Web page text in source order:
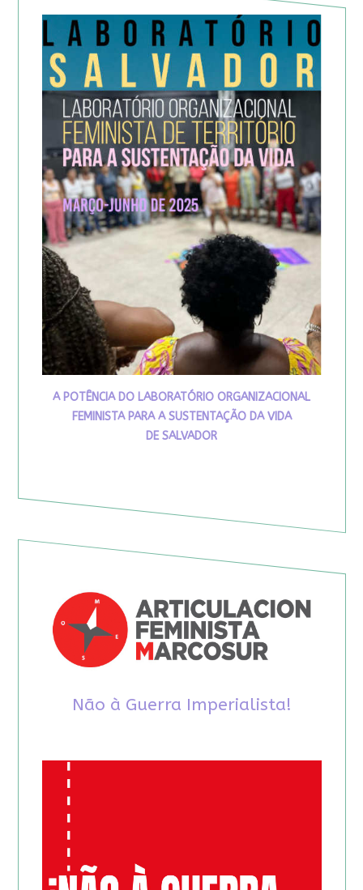
A POTÊNCIA DO LABORATÓRIO ORGANIZACIONAL
FEMINISTA PARA A SUSTENTAÇÃO DA VIDA
DE SALVADOR
Não à Guerra Imperialista!